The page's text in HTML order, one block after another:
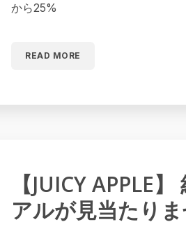
から25%
READ MORE
【JUICY APPLE
アルが見当たりま